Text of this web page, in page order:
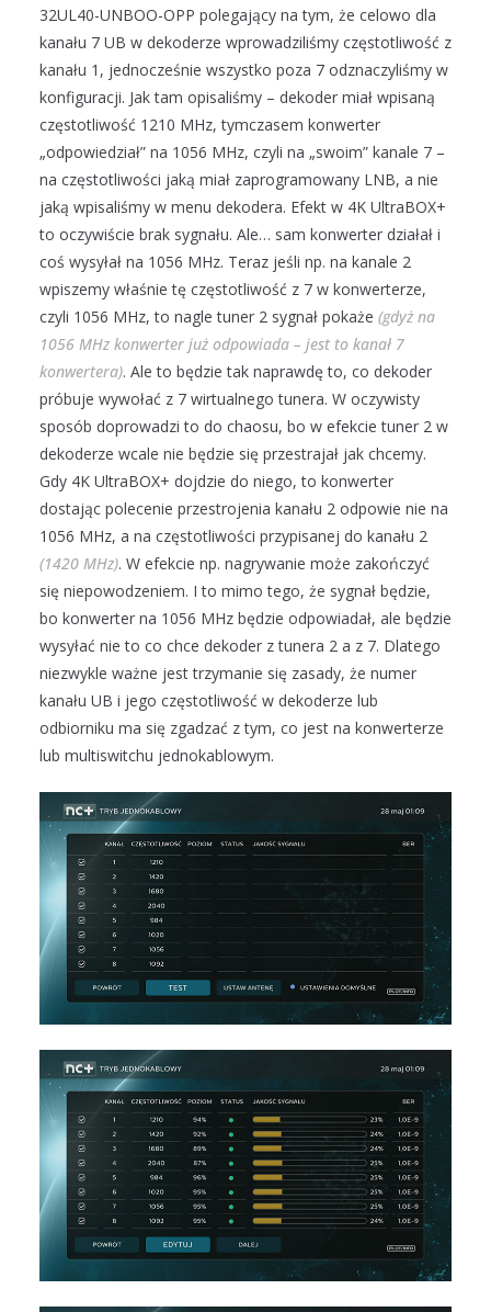
32UL40-UNBOO-OPP polegający na tym, że celowo dla
kanału 7 UB w dekoderze wprowadziliśmy częstotliwość z
kanału 1, jednocześnie wszystko poza 7 odznaczyliśmy w
konfiguracji. Jak tam opisaliśmy – dekoder miał wpisaną
częstotliwość 1210 MHz, tymczasem konwerter
„odpowiedział” na 1056 MHz, czyli na „swoim” kanale 7 –
na częstotliwości jaką miał zaprogramowany LNB, a nie
jaką wpisaliśmy w menu dekodera. Efekt w 4K UltraBOX+
to oczywiście brak sygnału. Ale… sam konwerter działał i
coś wysyłał na 1056 MHz. Teraz jeśli np. na kanale 2
wpiszemy właśnie tę częstotliwość z 7 w konwerterze,
czyli 1056 MHz, to nagle tuner 2 sygnał pokaże (gdyż na
1056 MHz konwerter już odpowiada – jest to kanał 7
konwertera). Ale to będzie tak naprawdę to, co dekoder
próbuje wywołać z 7 wirtualnego tunera. W oczywisty
sposób doprowadzi to do chaosu, bo w efekcie tuner 2 w
dekoderze wcale nie będzie się przestrajał jak chcemy.
Gdy 4K UltraBOX+ dojdzie do niego, to konwerter
dostając polecenie przestrojenia kanału 2 odpowie nie na
1056 MHz, a na częstotliwości przypisanej do kanału 2
(1420 MHz). W efekcie np. nagrywanie może zakończyć
się niepowodzeniem. I to mimo tego, że sygnał będzie,
bo konwerter na 1056 MHz będzie odpowiadał, ale będzie
wysyłać nie to co chce dekoder z tunera 2 a z 7. Dlatego
niezwykle ważne jest trzymanie się zasady, że numer
kanału UB i jego częstotliwość w dekoderze lub
odbiorniku ma się zgadzać z tym, co jest na konwerterze
lub multiswitchu jednokablowym.